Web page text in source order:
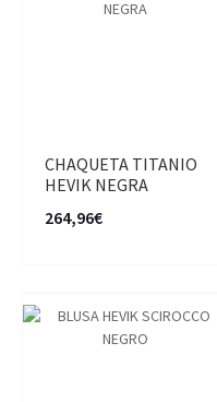
CHAQUETA TITANIO
HEVIK NEGRA
264,96€